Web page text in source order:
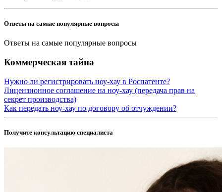
Ответы на самые популярные вопросы
Ответы на самые популярные вопросы
Коммерческая тайна
Нужно ли регистрировать ноу-хау в Роспатенте?
Лицензионное соглашение на ноу-хау (передача прав на
секрет производства)
Как передать ноу-хау по договору об отчуждении?
Получите консультацию специалиста